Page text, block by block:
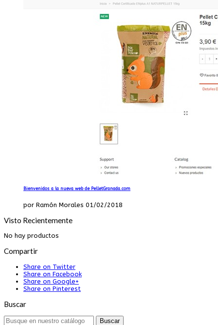
Bienvenidos a la nueva web de PelletGranada.com
por Ramón Morales 01/02/2018
Visto Recientemente
No hay productos
Compartir
Share on Twitter
Share on Facebook
Share on Google+
Share on Pinterest
Buscar
Buscar